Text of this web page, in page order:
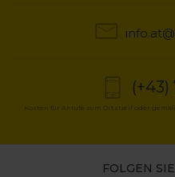
Kosten für Anrufe zum Ortstarif oder
FOLGEN